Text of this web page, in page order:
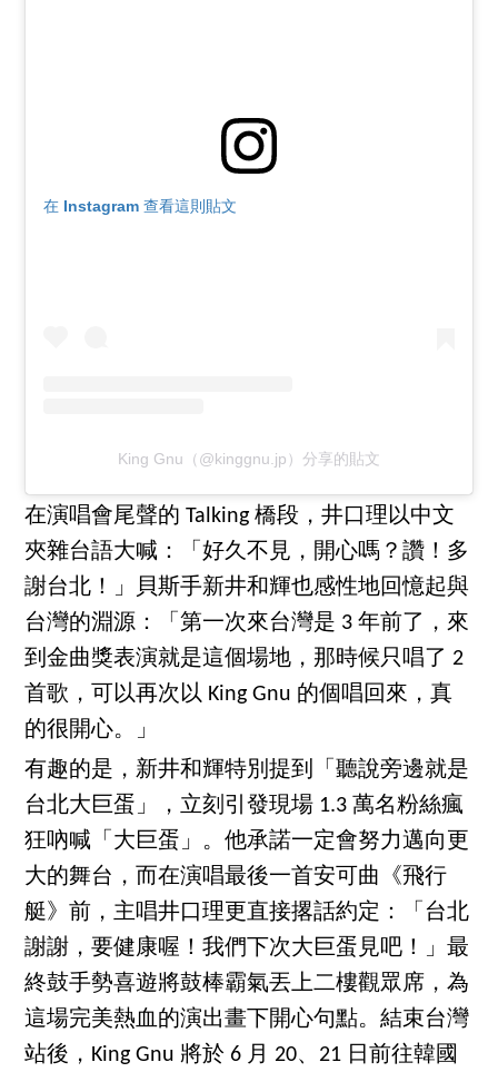
在 Instagram 查看這則貼文
King Gnu（@kinggnu.jp）分享的貼文
在演唱會尾聲的 Talking 橋段，井口理以中文
夾雜台語大喊：「好久不見，開心嗎？讚！多
謝台北！」貝斯手新井和輝也感性地回憶起與
台灣的淵源：「第一次來台灣是 3 年前了，來
到金曲獎表演就是這個場地，那時候只唱了 2
首歌，可以再次以 King Gnu 的個唱回來，真
的很開心。」
有趣的是，新井和輝特別提到「聽說旁邊就是
台北大巨蛋」，立刻引發現場 1.3 萬名粉絲瘋
狂吶喊「大巨蛋」。他承諾一定會努力邁向更
大的舞台，而在演唱最後一首安可曲《飛行
艇》前，主唱井口理更直接撂話約定：「台北
謝謝，要健康喔！我們下次大巨蛋見吧！」最
終鼓手勢喜遊將鼓棒霸氣丟上二樓觀眾席，為
這場完美熱血的演出畫下開心句點。結束台灣
站後，King Gnu 將於 6 月 20、21 日前往韓國